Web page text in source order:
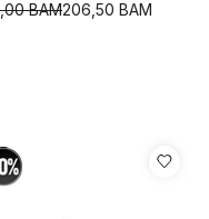
206,50 BAM
BAM